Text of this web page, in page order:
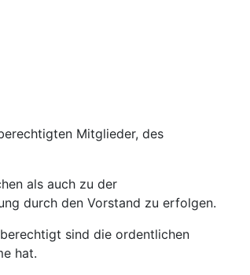
Mitglieder, des
als auch zu der
durch den Vorstand zu erfolgen.
sind die ordentlichen
hat.